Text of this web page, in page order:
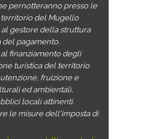
pernotteranno presso le
del Mugello
gestore della struttura
del pagamento.
finanziamento degli
turistica del territorio
fruizione e
ed ambientali,
locali attinenti.
le misure dell'imposta di